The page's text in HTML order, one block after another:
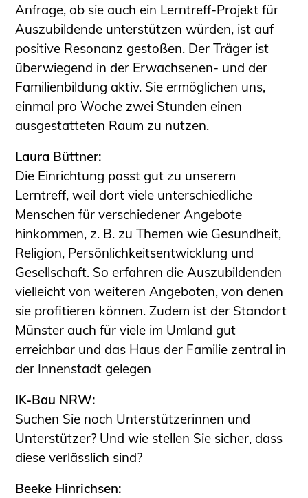
Anfrage, ob sie auch ein Lerntreff-Projekt für
Auszubildende unterstützen würden, ist auf
positive Resonanz gestoßen. Der Träger ist
überwiegend in der Erwachsenen- und der
Familienbildung aktiv. Sie ermöglichen uns,
einmal pro Woche zwei Stunden einen
ausgestatteten Raum zu nutzen.
Laura Büttner:
Die Einrichtung passt gut zu unserem
Lerntreff, weil dort viele unterschiedliche
Menschen für verschiedener Angebote
hinkommen, z. B. zu Themen wie Gesundheit,
Religion, Persönlichkeitsentwicklung und
Gesellschaft. So erfahren die Auszubildenden
vielleicht von weiteren Angeboten, von denen
sie profitieren können. Zudem ist der Standort
Münster auch für viele im Umland gut
erreichbar und das Haus der Familie zentral in
der Innenstadt gelegen
IK-Bau NRW:
Suchen Sie noch Unterstützerinnen und
Unterstützer? Und wie stellen Sie sicher, dass
diese verlässlich sind?
Beeke Hinrichsen: